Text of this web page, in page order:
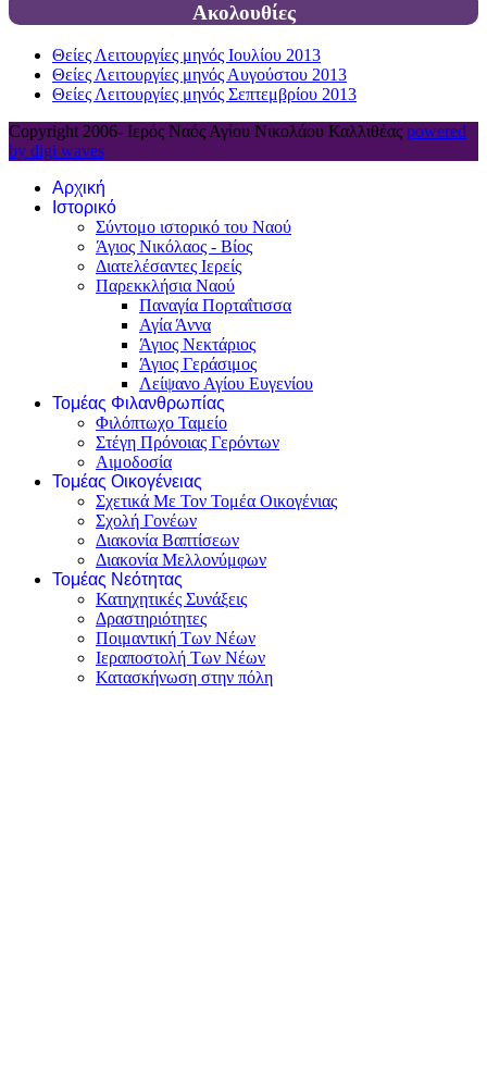
Ακολουθίες
Θείες Λειτουργίες μηνός Ιουλίου 2013
Θείες Λειτουργίες μηνός Αυγούστου 2013
Θείες Λειτουργίες μηνός Σεπτεμβρίου 2013
Copyright 2006- Ιερός Ναός Αγίου Νικολάου Καλλιθέας powered
by digi waves
Αρχική
Ιστορικό
Σύντομο ιστορικό του Ναού
Άγιος Νικόλαος - Βίος
Διατελέσαντες Ιερείς
Παρεκκλήσια Ναού
Παναγία Πορταΐτισσα
Αγία Άννα
Άγιος Νεκτάριος
Άγιος Γεράσιμος
Λείψανο Αγίου Ευγενίου
Τομέας Φιλανθρωπίας
Φιλόπτωχο Ταμείο
Στέγη Πρόνοιας Γερόντων
Αιμοδοσία
Τομέας Οικογένειας
Σχετικά Με Τον Τομέα Οικογένιας
Σχολή Γονέων
Διακονία Βαπτίσεων
Διακονία Μελλονύμφων
Τομέας Νεότητας
Κατηχητικές Συνάξεις
Δραστηριότητες
Ποιμαντική Των Νέων
Ιεραποστολή Των Νέων
Κατασκήνωση στην πόλη